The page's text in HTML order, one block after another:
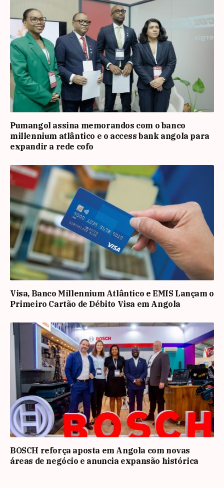
Pumangol assina memorandos com o banco
millennium atlântico e o access bank angola para
expandir a rede cofo
Visa, Banco Millennium Atlântico e EMIS Lançam o
Primeiro Cartão de Débito Visa em Angola
BOSCH reforça aposta em Angola com novas
áreas de negócio e anuncia expansão histórica